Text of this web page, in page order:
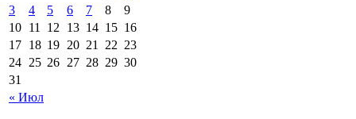
« Июл
3
4 5 6 7 8
9
10 11 12 13 14 15 16
17 18 19 20 21 22 23
24 25 26 27 28 29 30
31